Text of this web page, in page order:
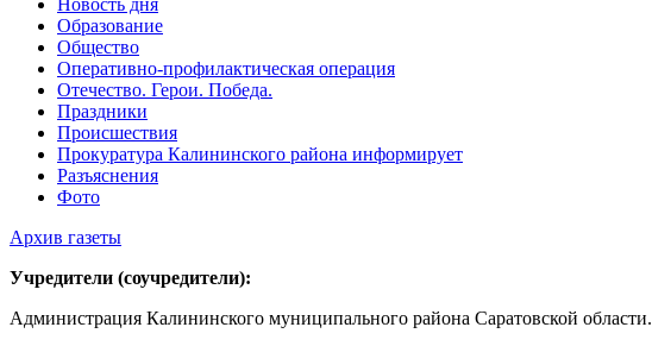
Новость дня
Образование
Общество
Оперативно-профилактическая операция
Отечество. Герои. Победа.
Праздники
Происшествия
Прокуратура Калининского района информирует
Разъяснения
Фото
Архив газеты
Учредители (соучредители):
Администрация Калининского муниципального района Саратовской области.